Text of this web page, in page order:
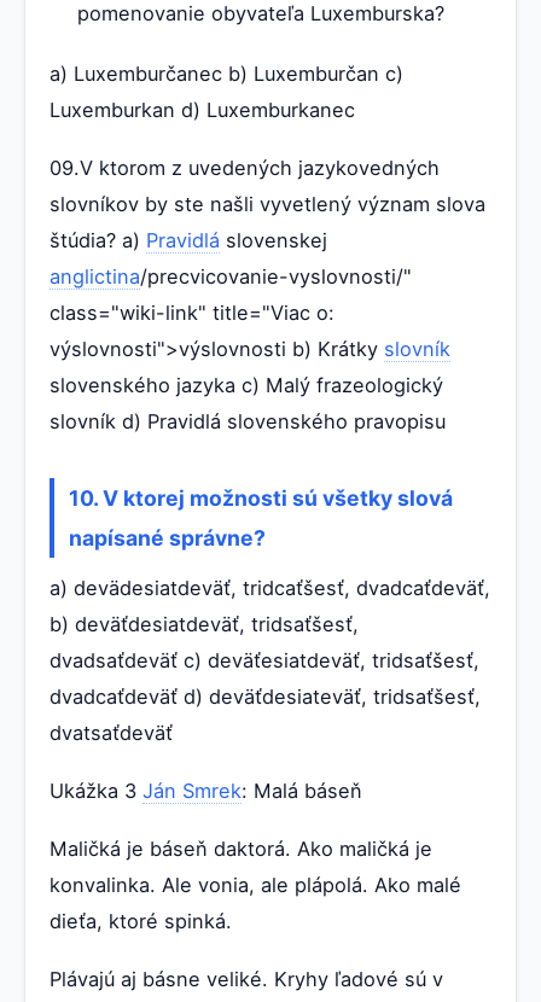
pomenovanie obyvateľa Luxemburska?
a) Luxemburčanec b) Luxemburčan c)
Luxemburkan d) Luxemburkanec
09.V ktorom z uvedených jazykovedných
slovníkov by ste našli vyvetlený význam slova
štúdia? a) Pravidlá slovenskej
anglictina/precvicovanie-vyslovnosti/"
class="wiki-link" title="Viac o:
výslovnosti">výslovnosti b) Krátky slovník
slovenského jazyka c) Malý frazeologický
slovník d) Pravidlá slovenského pravopisu
10. V ktorej možnosti sú všetky slová
napísané správne?
a) devädesiatdeväť, tridcaťšesť, dvadcaťdeväť,
b) deväťdesiatdeväť, tridsaťšesť,
dvadsaťdeväť c) deväťesiatdeväť, tridsaťšesť,
dvadcaťdeväť d) deväťdesiateväť, tridsaťšesť,
dvatsaťdeväť
Ukážka 3 Ján Smrek: Malá báseň
Maličká je báseň daktorá. Ako maličká je
konvalinka. Ale vonia, ale plápolá. Ako malé
dieťa, ktoré spinká.
Plávajú aj básne veliké. Kryhy ľadové sú v